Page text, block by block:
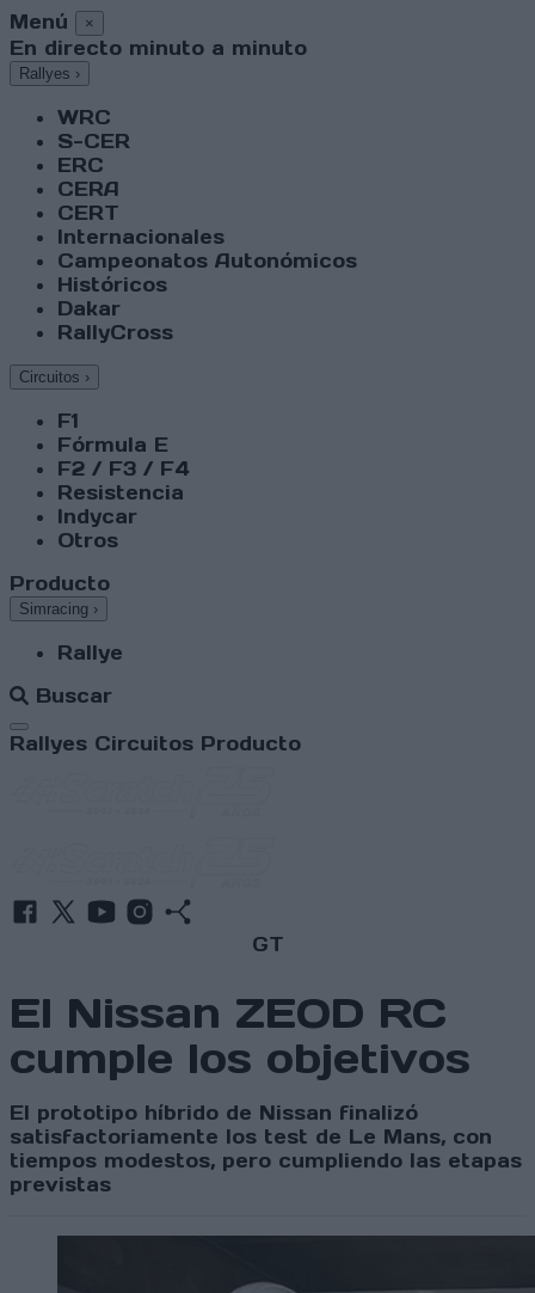
Menú ×
En directo minuto a minuto
Rallyes ›
WRC
S-CER
ERC
CERA
CERT
Internacionales
Campeonatos Autonómicos
Históricos
Dakar
RallyCross
Circuitos ›
F1
Fórmula E
F2 / F3 / F4
Resistencia
Indycar
Otros
Producto
Simracing ›
Rallye
Buscar
Abrir menú
Rallyes Circuitos Producto
GT
El Nissan ZEOD RC
cumple los objetivos
El prototipo híbrido de Nissan finalizó
satisfactoriamente los test de Le Mans, con
tiempos modestos, pero cumpliendo las etapas
previstas